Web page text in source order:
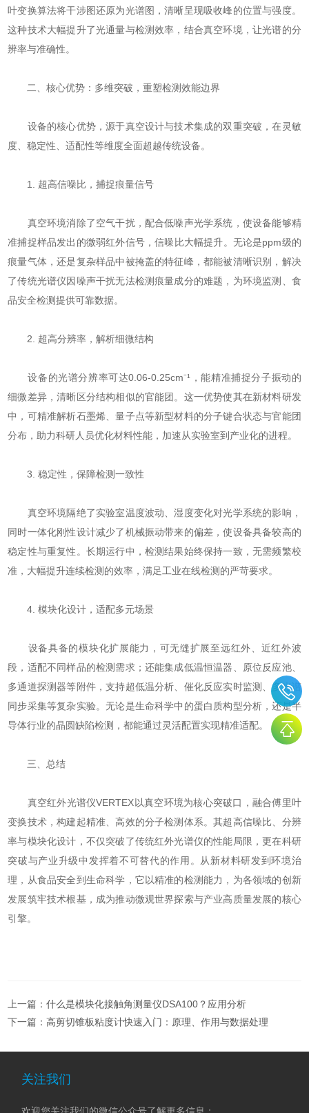
叶变换算法将干涉图还原为光谱图，清晰呈现吸收峰的位置与强度。
这种技术大幅提升了光通量与检测效率，结合真空环境，让光谱的分
辨率与准确性。
二、核心优势：多维突破，重塑检测效能边界
设备的核心优势，源于真空设计与技术集成的双重突破，在灵敏
度、稳定性、适配性等维度全面超越传统设备。
1. 超高信噪比，捕捉痕量信号
真空环境消除了空气干扰，配合低噪声光学系统，使设备能够精
准捕捉样品发出的微弱红外信号，信噪比大幅提升。无论是ppm级的
痕量气体，还是复杂样品中被掩盖的特征峰，都能被清晰识别，解决
了传统光谱仪因噪声干扰无法检测痕量成分的难题，为环境监测、食
品安全检测提供可靠数据。
2. 超高分辨率，解析细微结构
设备的光谱分辨率可达0.06-0.25cm⁻¹，能精准捕捉分子振动的
细微差异，清晰区分结构相似的官能团。这一优势使其在新材料研发
中，可精准解析石墨烯、量子点等新型材料的分子键合状态与官能团
分布，助力科研人员优化材料性能，加速从实验室到产业化的进程。
3. 稳定性，保障检测一致性
真空环境隔绝了实验室温度波动、湿度变化对光学系统的影响，
同时一体化刚性设计减少了机械振动带来的偏差，使设备具备较高的
稳定性与重复性。长期运行中，检测结果始终保持一致，无需频繁校
准，大幅提升连续检测的效率，满足工业在线检测的严苛要求。
4. 模块化设计，适配多元场景
设备具备的模块化扩展能力，可无缝扩展至远红外、近红外波
段，适配不同样品的检测需求；还能集成低温恒温器、原位反应池、
多通道探测器等附件，支持超低温分析、催化反应实时监测、多光谱
同步采集等复杂实验。无论是生命科学中的蛋白质构型分析，还是半
导体行业的晶圆缺陷检测，都能通过灵活配置实现精准适配。
三、总结
真空红外光谱仪VERTEX以真空环境为核心突破口，融合傅里叶
变换技术，构建起精准、高效的分子检测体系。其超高信噪比、分辨
率与模块化设计，不仅突破了传统红外光谱仪的性能局限，更在科研
突破与产业升级中发挥着不可替代的作用。从新材料研发到环境治
理，从食品安全到生命科学，它以精准的检测能力，为各领域的创新
发展筑牢技术根基，成为推动微观世界探索与产业高质量发展的核心
引擎。
上一篇：什么是模块化接触角测量仪DSA100？应用分析
下一篇：高剪切锥板粘度计快速入门：原理、作用与数据处理
关注我们